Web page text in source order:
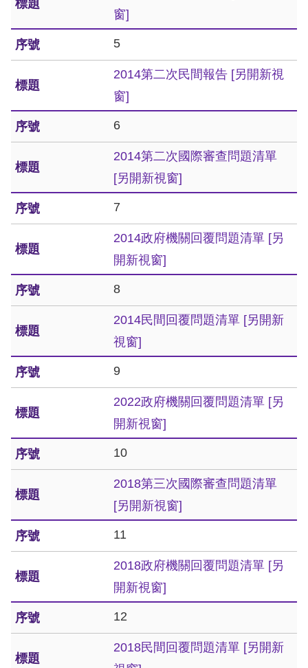
權
資
庫
無
障
礙
捷
鍵
請
選
擇
語
言
回
首
網
站
覽
網
窗]
5
2014第二次民間報告 [另開新視
窗]
6
2014第二次國際審查問題清單
[另開新視窗]
7
2014政府機關回覆問題清單 [另
開新視窗]
8
2014民間回覆問題清單 [另開新
視窗]
9
2022政府機關回覆問題清單 [另
開新視窗]
10
2018第三次國際審查問題清單
[另開新視窗]
11
2018政府機關回覆問題清單 [另
開新視窗]
12
2018民間回覆問題清單 [另開新